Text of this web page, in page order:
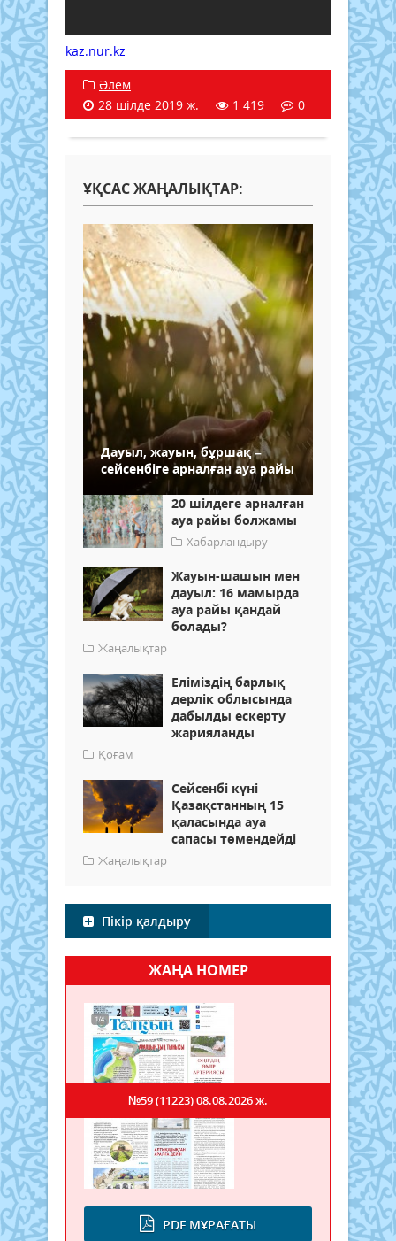
kaz.nur.kz
Әлем
28 шілде 2019 ж.
1 419 0
ҰҚСАС ЖАҢАЛЫҚТАР:
Дауыл, жауын, бұршақ –
сейсенбіге арналған ауа райы
20 шілдеге арналған
ауа райы болжамы
Хабарландыру
Жауын-шашын мен
дауыл: 16 мамырда
ауа райы қандай
болады?
Жаңалықтар
Еліміздің барлық
дерлік облысында
дабылды ескерту
жарияланды
Қоғам
Сейсенбі күні
Қазақстанның 15
қаласында ауа
сапасы төмендейді
Жаңалықтар
Пікір қалдыру
ЖАҢА НОМЕР
PDF МҰРАҒАТЫ
№59 (11223)08.08.2026 ж.